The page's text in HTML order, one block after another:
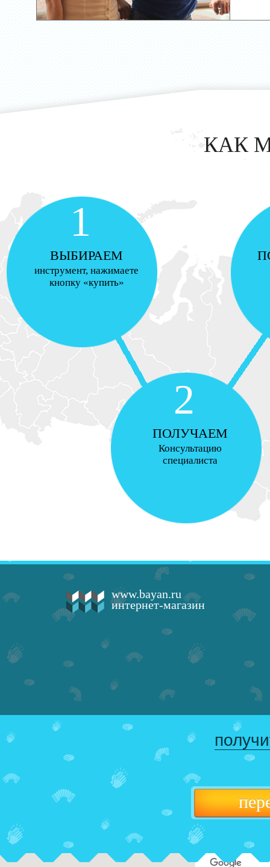
КАК
1
ВЫБИРАЕМ
инструмент, нажимаете
кнопку «купить»
2
ПОЛУЧАЕМ
Консультацию
специалиста
www.bayan.ru
интернет-магазин